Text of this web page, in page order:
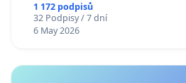
1 172 podpisů
32 Podpisy / 7 dní
6 May 2026